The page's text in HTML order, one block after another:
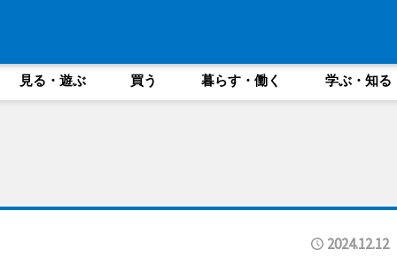
見る・遊ぶ 買う 暮らす・働く 学ぶ・知る
2024.12.12